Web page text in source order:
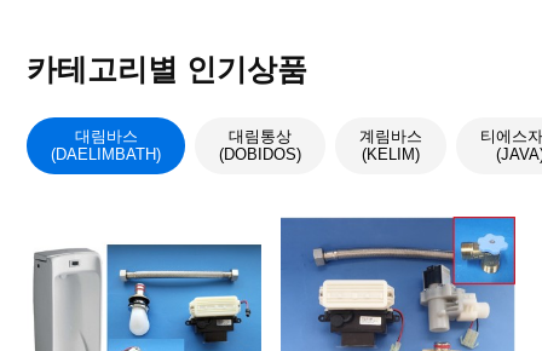
카테고리별 인기상품
대림바스
(DAELIMBATH)
대림통상
(DOBIDOS)
계림바스
(KELIM)
티에스